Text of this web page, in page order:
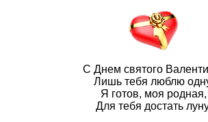
С Днем святого
Лишь тебя люблю
Я готов, моя родная,
Для тебя достать